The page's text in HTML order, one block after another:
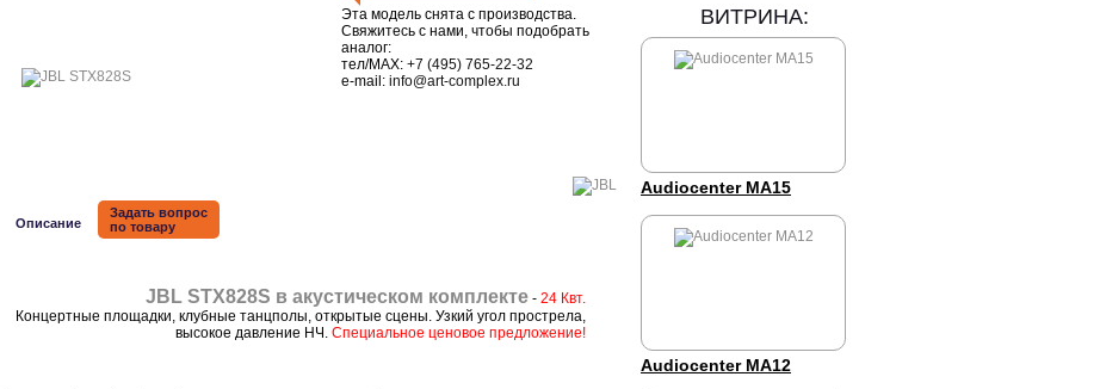
Эта модель снята с производства.
Свяжитесь с нами, чтобы подобрать
аналог:
тел/MAX: +7 (495) 765-22-32
e-mail: info@art-complex.ru
Описание
Задать вопрос
по товару
JBL STX828S в акустическом комплекте - 24 Квт.
Концертные площадки, клубные танцполы, открытые сцены. Узкий угол прострела,
высокое давление НЧ. Специальное ценовое предложение!
ВИТРИНА:
Audiocenter MA15
Audiocenter MA12